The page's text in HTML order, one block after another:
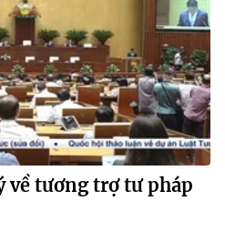
về tương trợ tư pháp